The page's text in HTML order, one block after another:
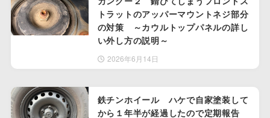
トラットのアッパーマウントネジ部分
の対策 ～カウルトップパネルの詳し
い外し方の説明～
2026年6月14日
鉄チンホイール ハケで自家塗装して
から１年半が経過したので定期報告